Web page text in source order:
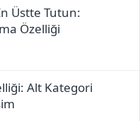
Üstte Tutun:
Özelliği
Alt Kategori